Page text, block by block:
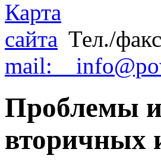
Тел./
mail:
Проблемы
вторичных